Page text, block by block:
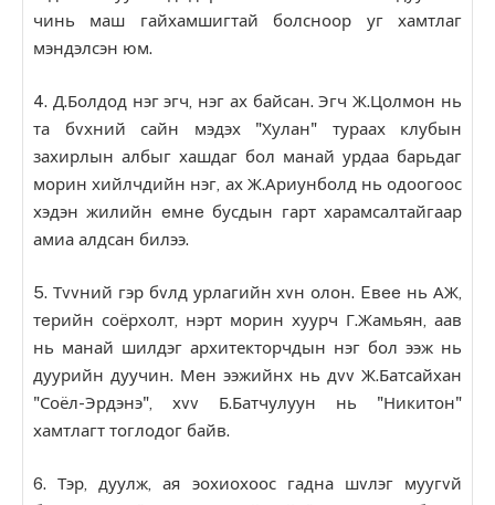
чинь маш гайхамшигтай болсноор уг хамтлаг
мэндэлсэн юм.
4. Д.Болдод нэг эгч, нэг ах байсан. Эгч Ж.Цолмон нь
та бvхний сайн мэдэх "Хулан" тураах клубын
захирлын албыг хашдаг бол манай урдаа барьдаг
морин хийлчдийн нэг, ах Ж.Ариунболд нь одоогоос
хэдэн жилийн eмнe бусдын гарт харамсалтайгаар
амиа алдсан билээ.
5. Тvvний гэр бvлд урлагийн хvн олон. Eвee нь АЖ,
тeрийн соёрхолт, нэрт морин хуурч Г.Жамьян, аав
нь манай шилдэг архитекторчдын нэг бол ээж нь
дуурийн дуучин. Мeн ээжийнх нь дvv Ж.Батсайхан
"Соёл-Эрдэнэ", хvv Б.Батчулуун нь "Никитон"
хамтлагт тоглодог байв.
6. Тэр, дуулж, ая эохиохоос гадна шvлэг муугvй